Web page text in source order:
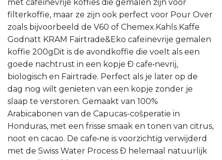
met cafeïnevrije koffies die gemalen zijn voor
filterkoffie, maar ze zijn ook perfect voor Pour Over
zoals bijvoorbeeld de V60 of Chemex.Kahls Kaffe
Godnatt KRAM Fairtrade&Eko cafeïnevrije gemalen
koffie 200gDit is de avondkoffie die voelt als een
goede nachtrust in een kopje Ð cafe•nevrij,
biologisch en Fairtrade. Perfect als je later op de
dag nog wilt genieten van een kopje zonder je
slaap te verstoren. Gemaakt van 100%
Arabicabonen van de Capucas-cošperatie in
Honduras, met een frisse smaak en tonen van citrus,
noot en cacao. De cafe•ne is voorzichtig verwijderd
met de Swiss Water Process Ð helemaal natuurlijk